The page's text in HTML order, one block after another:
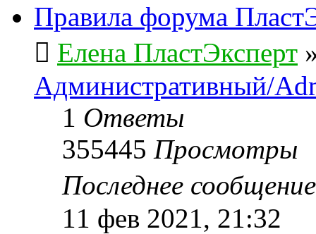
Правила форума
Елена ПластЭксперт
Административный/
1 Ответы
355445 Просмотры
Последнее
11 фев 2021, 21:32